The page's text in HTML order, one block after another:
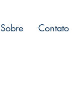
Sobre Contato